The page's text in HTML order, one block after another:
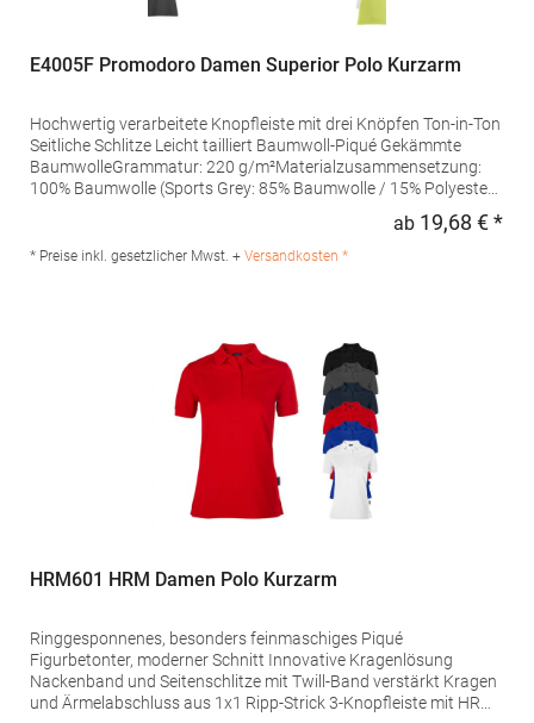
E4005F Promodoro Damen Superior Polo Kurzarm
Hochwertig verarbeitete Knopfleiste mit drei Knöpfen Ton-in-Ton
Seitliche Schlitze Leicht tailliert Baumwoll-Piqué Gekämmte
BaumwolleGrammatur: 220 g/m²Materialzusammensetzung:
100% Baumwolle (Sports Grey: 85% Baumwolle / 15% Polyester),
Produktsicherheit: Herst.-Nr.: 4005FHersteller: Promodoro
Fashion GmbH Am Gatherhof 57 40472 Düsseldorf Deutschland
ab 19,68 € *
* Preise inkl. gesetzlicher Mwst. + Versandkosten *
HRM601 HRM Damen Polo Kurzarm
Ringgesponnenes, besonders feinmaschiges Piqué
Figurbetonter, moderner Schnitt Innovative Kragenlösung
Nackenband und Seitenschlitze mit Twill-Band verstärkt Kragen
und Ärmelabschluss aus 1x1 Ripp-Strick 3-Knopfleiste mit HRM-